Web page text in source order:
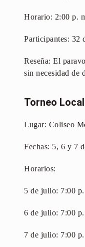
Horario: 2:00 p.
Participantes: 32
Reseña: El
sin necesidad de
Torneo
Lugar: Coliseo
Fechas: 5, 6 y 7
Horarios:
5 de julio: 7:00
6 de julio: 7:00
7 de julio: 7:00